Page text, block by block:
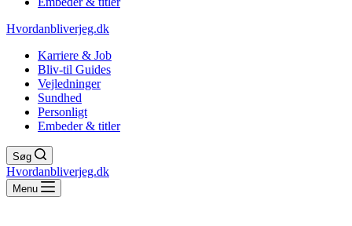
Hvordanbliverjeg.dk
Karriere & Job
Bliv-til Guides
Vejledninger
Sundhed
Personligt
Embeder & titler
Søg
Hvordanbliverjeg.dk
Menu